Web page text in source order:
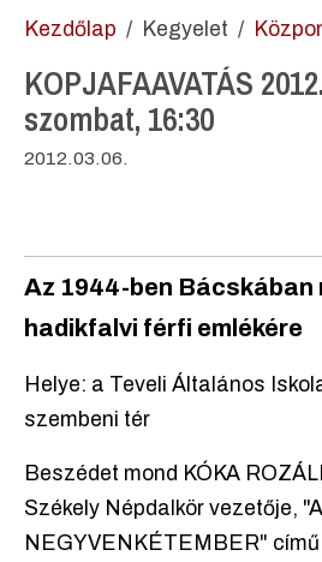
Kezdőlap Kegyelet
KOPJAFAAVATÁS
szombat, 16:30
2012.03.06.
Az 1944-ben Bácskában
hadikfalvi férfi emlékére
Helye: a Teveli Általános
szembeni tér
Beszédet mond KÓKA
Székely Népdalkör vezetője, "A
NEGYVENKÉTEMBER"